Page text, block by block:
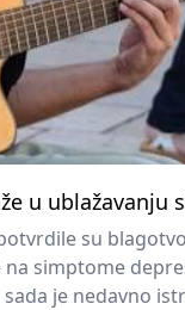
u ublažavanju
su
simptome
je nedavno